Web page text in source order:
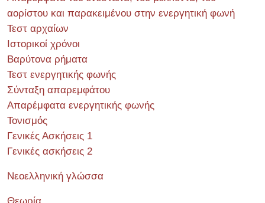
αορίστου και παρακειμένου στην ενεργητική φωνή
Τεστ αρχαίων
Ιστορικοί χρόνοι
Βαρύτονα ρήματα
Τεστ ενεργητικής φωνής
Σύνταξη απαρεμφάτου
Απαρέμφατα ενεργητικής φωνής
Τονισμός
Γενικές Ασκήσεις 1
Γενικές ασκήσεις 2
Νεοελληνική γλώσσα